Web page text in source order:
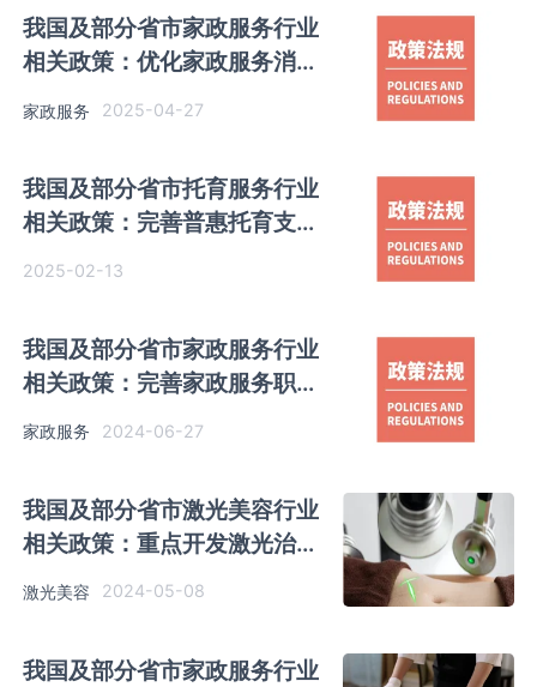
我国及部分省市家政服务行业
相关政策：优化家政服务消费
家政服务 2025-04-27
我国及部分省市托育服务行业
相关政策：完善普惠托育支持
2025-02-13
我国及部分省市家政服务行业
相关政策：完善家政服务职业
标准体系
家政服务 2024-06-27
我国及部分省市激光美容行业
相关政策：重点开发激光治疗
激光美容 2024-05-08
我国及部分省市家政服务行业